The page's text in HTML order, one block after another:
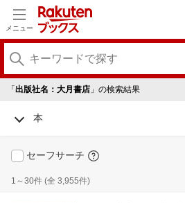
メニュー
「 出版社名：大月書店 」の検索結果
本
セーフサーチ
1～30件 (全 3,955件)